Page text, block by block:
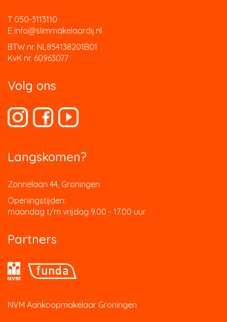
T 050-3113110
E info@slimmakelaardij.nl
BTW nr. NL854138201B01
KvK nr. 60963077
Volg ons
Langskomen?
Zonnelaan 44, Groningen
Openingstijden:
maandag t/m vrijdag 9.00 - 17.00 uur
Partners
NVM Aankoopmakelaar Groningen